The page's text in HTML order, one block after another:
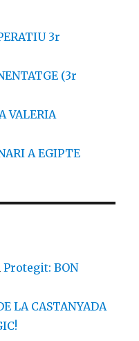
3r
(3r
VALERIA
A EGIPTE
Protegit: BON
LA CASTANYADA